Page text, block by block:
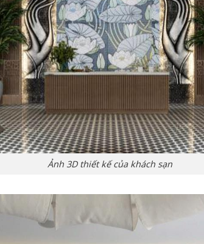
Ảnh 3D thiết kế của khách sạn